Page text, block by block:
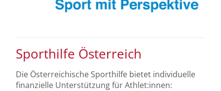
Sporthilfe Österreich
Die Österreichische Sporthilfe bietet individuelle
finanzielle Unterstützung für Athlet:innen: